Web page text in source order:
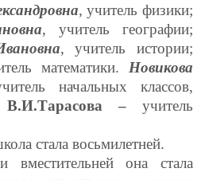
, учитель физики;
, учитель географии;
, учитель истории;
математики. Новикова
начальных классов,
–учитель
стала восьмилетней.
вместительней она стала